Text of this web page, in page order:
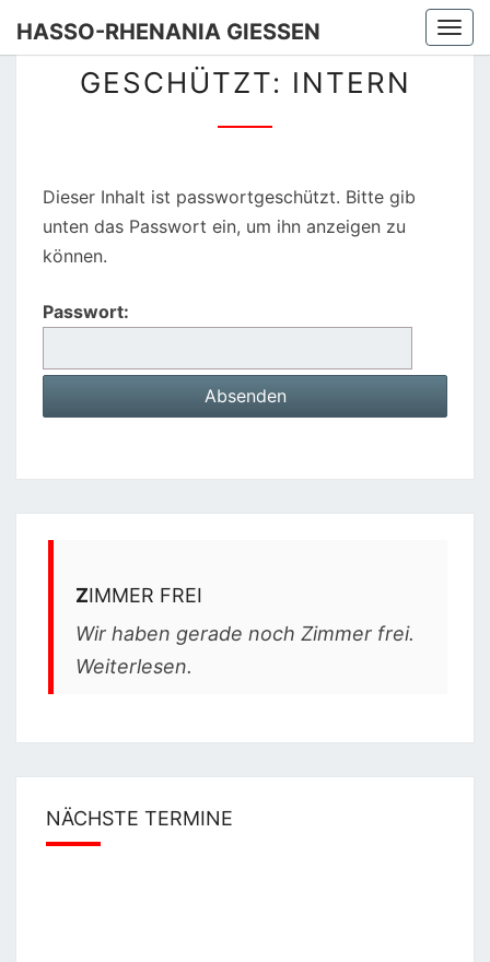
HASSO-RHENANIA GIESSEN
GESCHÜTZT:
INTERN
GESCHÜTZT: INTERN
Dieser Inhalt ist passwortgeschützt. Bitte gib
unten das Passwort ein, um ihn anzeigen zu
können.
Passwort:
ZIMMER FREI
Wir haben gerade noch Zimmer frei.
Weiterlesen.
NÄCHSTE TERMINE